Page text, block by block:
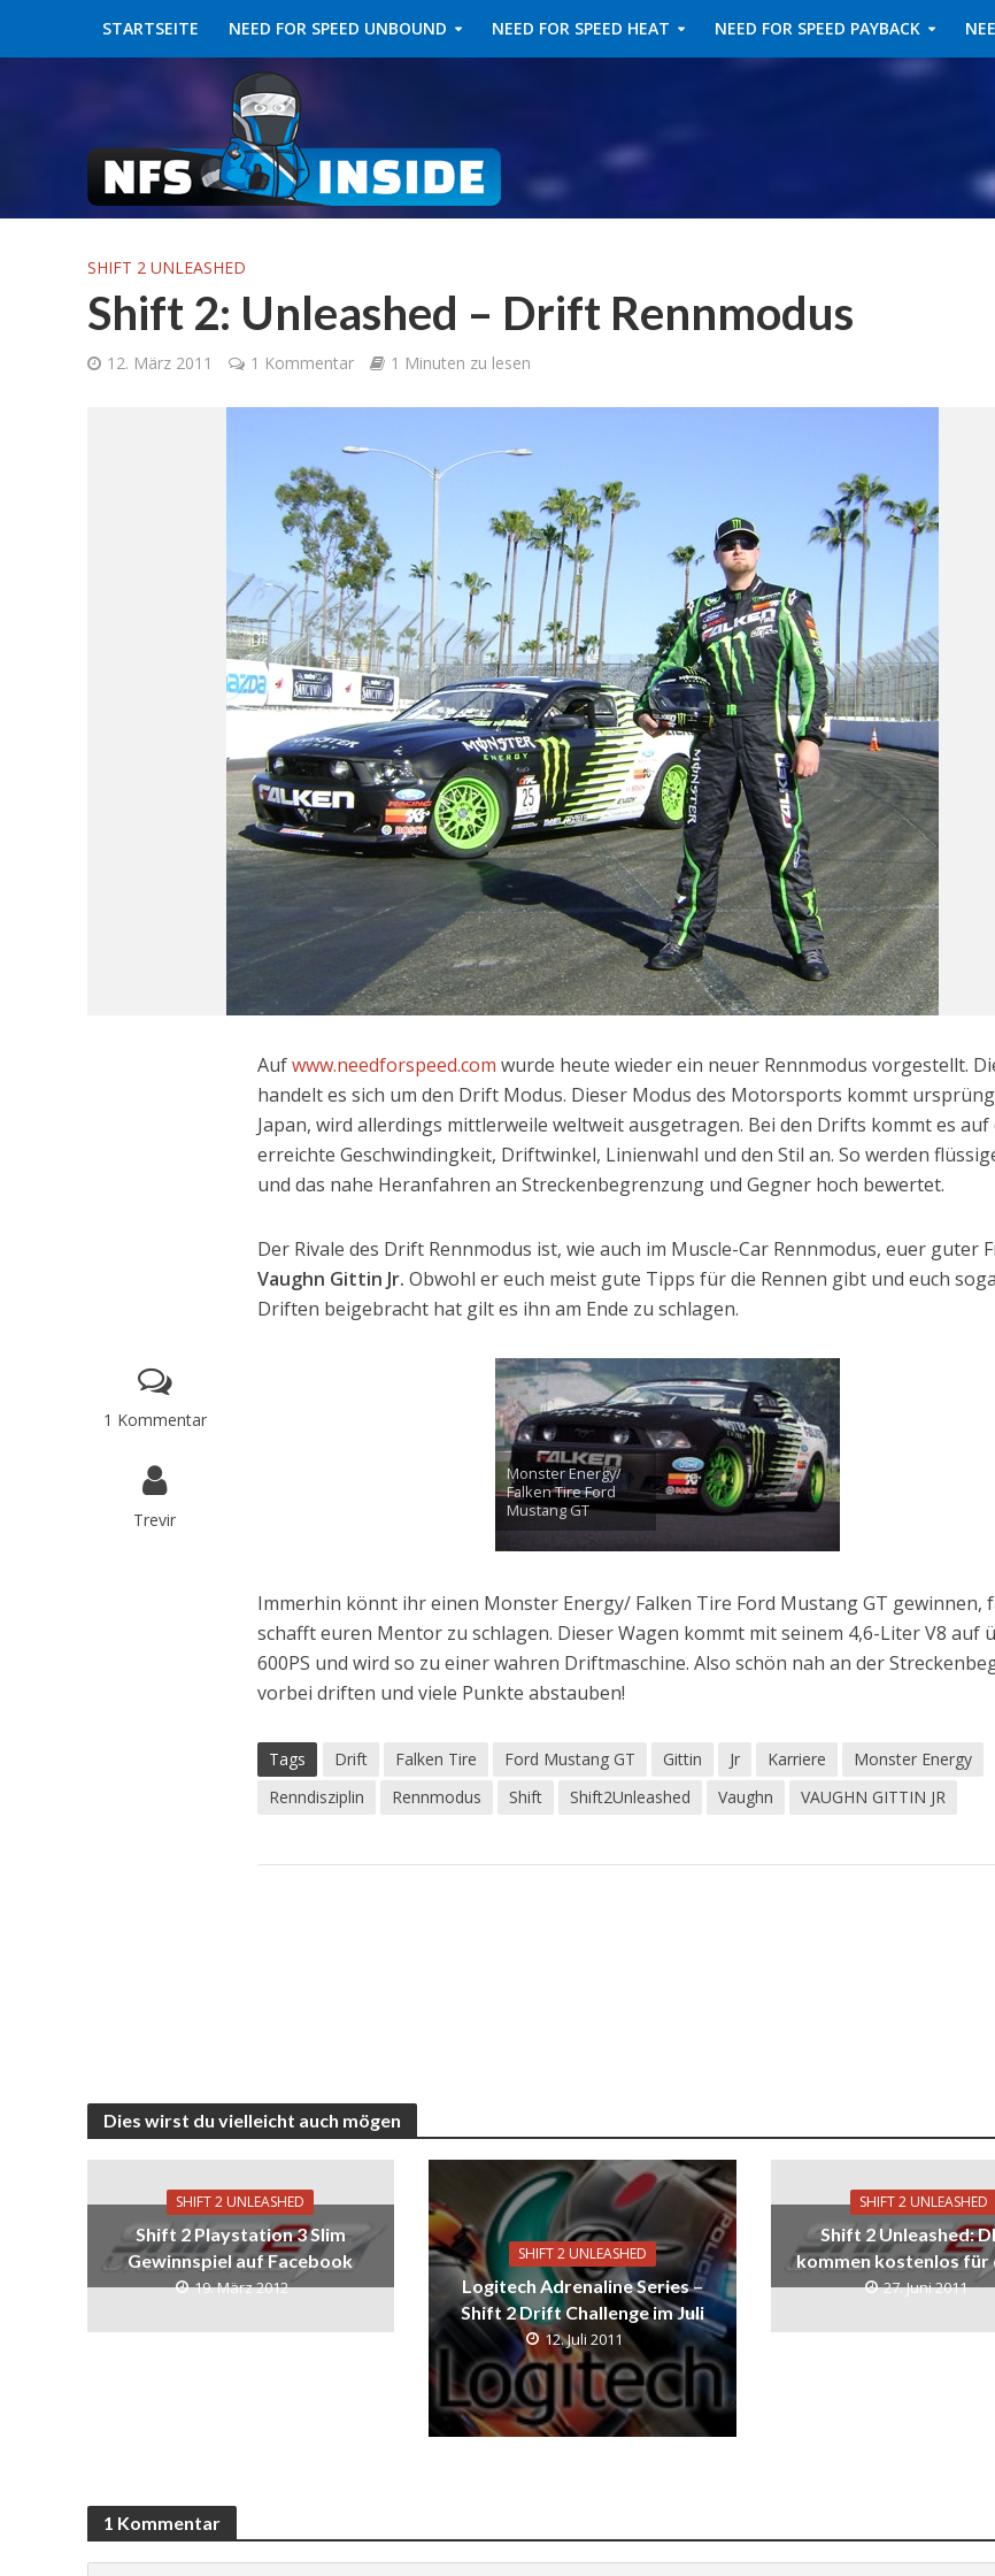
STARTSEITE NEED FOR SPEED UNBOUND NEED FOR SPEED HEAT NEED FOR SPEED PAYBACK
SHIFT 2 UNLEASHED
Shift 2: Unleashed – Drift Rennmodus
12. März 2011 1 Kommentar 1 Minuten zu lesen
1 Kommentar
Trevir
Aufwww.needforspeed.com wurde heute wieder ein neuer Rennmodus vorgestellt.
handelt es sich um den Drift Modus. Dieser Modus des Motorsports kommt
Japan, wird allerdings mittlerweile weltweit ausgetragen. Bei den Drifts kommt es auf
erreichte Geschwindingkeit, Driftwinkel, Linienwahl und den Stil an. So werden
und das nahe Heranfahren an Streckenbegrenzung und Gegner hoch bewertet.
Der Rivale des Drift Rennmodus ist, wie auch im Muscle-Car Rennmodus, euer guter
Vaughn Gittin Jr. Obwohl er euch meist gute Tipps für die Rennen gibt und euch
Driften beigebracht hat gilt es ihn am Ende zu schlagen.
Monster Energy/
Falken Tire Ford
Mustang GT
Immerhin könnt ihr einen Monster Energy/ Falken Tire Ford Mustang GT gewinnen,
schafft euren Mentor zu schlagen. Dieser Wagen kommt mit seinem 4,6-Liter V8 auf
600PS und wird so zu einer wahren Driftmaschine. Also schön nah an der
vorbei driften und viele Punkte abstauben!
Tags Drift Falken Tire Ford Mustang GT Gittin Jr Karriere
Monster Energy
Renndisziplin
Rennmodus Shift Shift2Unleashed Vaughn VAUGHN GITTIN JR
Dies wirst du vielleicht auch mögen
SHIFT 2 UNLEASHED
Shift 2 Playstation 3 Slim
Gewinnspiel auf Facebook
19. März 2012
SHIFT 2 UNLEASHED
Logitech Adrenaline Series –
Shift 2 Drift Challenge im Juli
12. Juli 2011
SHIFT 2 UNLEASHED
Shift 2 Unleashed:
kommen kostenlos für
27. Juni 2011
1 Kommentar